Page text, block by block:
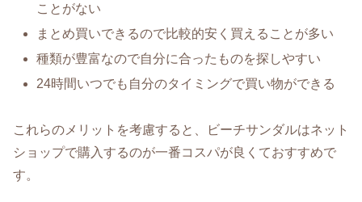
ことがない
まとめ買いできるので比較的安く買えることが多い
種類が豊富なので自分に合ったものを探しやすい
24時間いつでも自分のタイミングで買い物ができる
これらのメリットを考慮すると、ビーチサンダルはネット
ショップで購入するのが一番コスパが良くておすすめで
す。